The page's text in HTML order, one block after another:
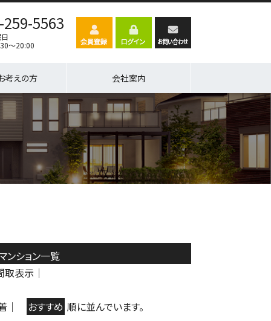
259-5563
～20:00
考えの方 会社案内
ンション一覧
取表示 ｜
｜ おすすめ 順に並んでいます。